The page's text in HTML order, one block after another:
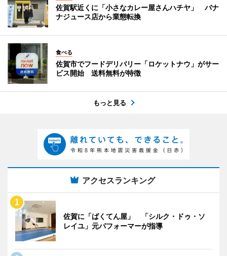
佐賀駅近くに「小さなカレー屋さんハチヤ」 バナ
ナジュース店から業態転換
食べる
佐賀市でフードデリバリー「ロケットナウ」がサー
ビス開始 送料無料が特徴
もっと見る
アクセスランキング
佐賀に「ばくてん屋」 「シルク・ドゥ・ソ
レイユ」元パフォーマーが指導